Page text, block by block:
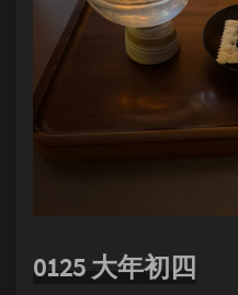
0125 大年初四